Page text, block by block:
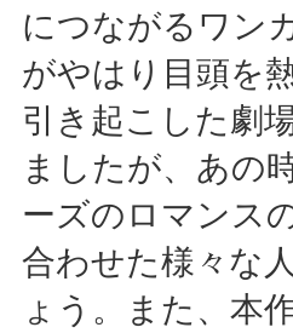
につながるワン
がやはり目頭を
引き起こした劇
ましたが、あの
ーズのロマンス
合わせた様々な
ょう。また、本